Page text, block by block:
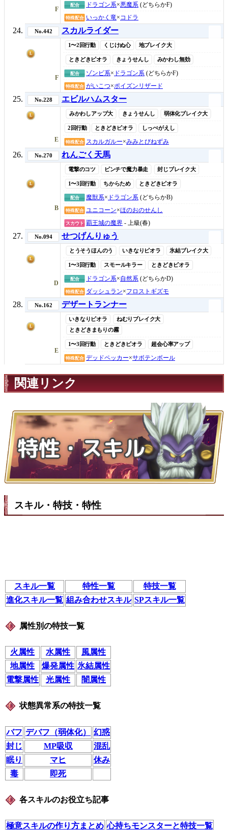
F
配合 ドラゴン系×悪魔系 (どちらかF)
特殊配合 いっかく竜× コドラ
No.442 スカルライダー
L
F
1〜2回行動 くじけぬ心 地ブレイク大
ときどきピオラ きょうせんし みかわし無効
配合 ゾンビ系× ドラゴン系 (どちらかF)
特殊配合 がいこつ×ポイズンリザード
No.228 エビルハムスター
L
E
みかわしアップ大 きょうせんし 弱体化ブレイク大
2回行動 ときどきピオラ しっぺがえし
特殊配合 スカルガルー×みみとびねずみ
No.270 れんごく天馬
L
B
電撃のコツ ピンチで魔力暴走 封じブレイク大
1〜3回行動 ちからため ときどきピオラ
配合 魔獣系× ドラゴン系 (どちらかB)
特殊配合 ユニコーン×ほのおのせんし
スカウト 覇王城の魔界 - 上級(春)
No.094 せつげんりゅう
L
D
とうそうほんのう いきなりピオラ 氷結ブレイク大
1〜3回行動 スモールキラー ときどきピオラ
配合 ドラゴン系×自然系 (どちらかD)
特殊配合 ダッシュラン×フロストギズモ
No.162 デザートランナー
L
E
いきなりピオラ
ねむりブレイク大
ときどきまもりの霧
1〜3回行動 ときどきピオラ 超会心率アップ
特殊配合 デッドペッカー×サボテンボール
関連リンク
スキル・特技・特性
スキル一覧 特性一覧
特技一覧
進化スキル一覧 組み合わせスキル SPスキル一覧
属性別の特技一覧
火属性 水属性
風属性
地属性
爆発属性 氷結属性
電撃属性
光属性 闇属性
状態異常系の特技一覧
バフ デバフ（弱体化）
幻惑
封じ
MP吸収
混乱
眠り
マヒ
休み
毒
即死
各スキルのお役立ち記事
極意スキルの作り方まとめ 心持ちモンスターと特技一覧